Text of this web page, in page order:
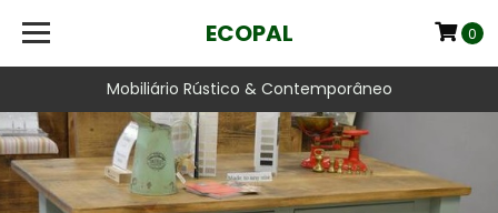
Mobiliário Rústico & Contemporâneo
ECOPAL 0